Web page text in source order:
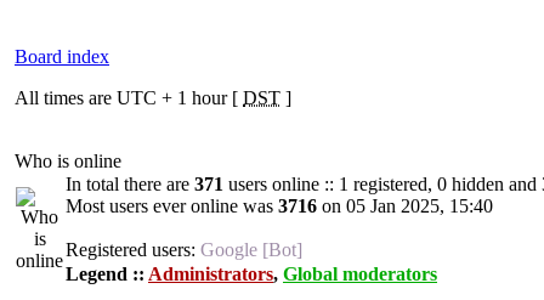
Board index
All times are UTC + 1 hour [ DST ]
Who is online
In total there are 371 users online :: 1 registered, 0 hidden
Most users ever online was 3716 on 05 Jan 2025, 15:40
Registered users: Google [Bot]
Legend :: Administrators, Global moderators